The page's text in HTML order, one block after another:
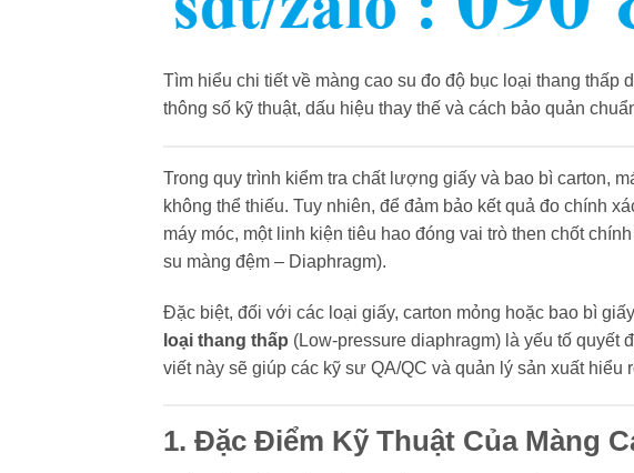
Tìm hiểu chi tiết về màng cao su đo độ bục loại thang thấp
thông số kỹ thuật, dấu hiệu thay thế và cách bảo quản
Trong quy trình kiểm tra chất lượng giấy và bao bì carton,
không thể thiếu. Tuy nhiên, để đảm bảo kết quả đo chính
máy móc, một linh kiện tiêu hao đóng vai trò then chốt
su màng đệm – Diaphragm).
Đặc biệt, đối với các loại giấy, carton mỏng hoặc bao bì
loại thang thấp (Low-pressure diaphragm) là yếu tố quyết
viết này sẽ giúp các kỹ sư QA/QC và quản lý sản xuất hiểu
1. Đặc Điểm Kỹ Thuật Của Màng